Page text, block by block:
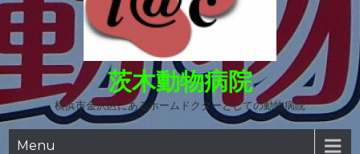
茨木動物病院
横浜市金沢区にあるホームドクターとしての動物病院
Menu